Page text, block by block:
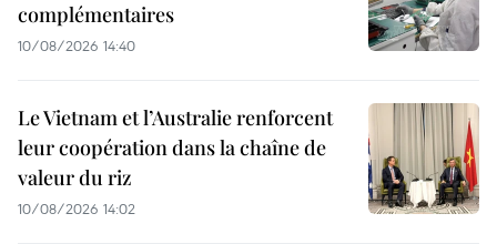
complémentaires
10/08/2026 14:40
Le Vietnam et l’Australie renforcent
leur coopération dans la chaîne de
valeur du riz
10/08/2026 14:02